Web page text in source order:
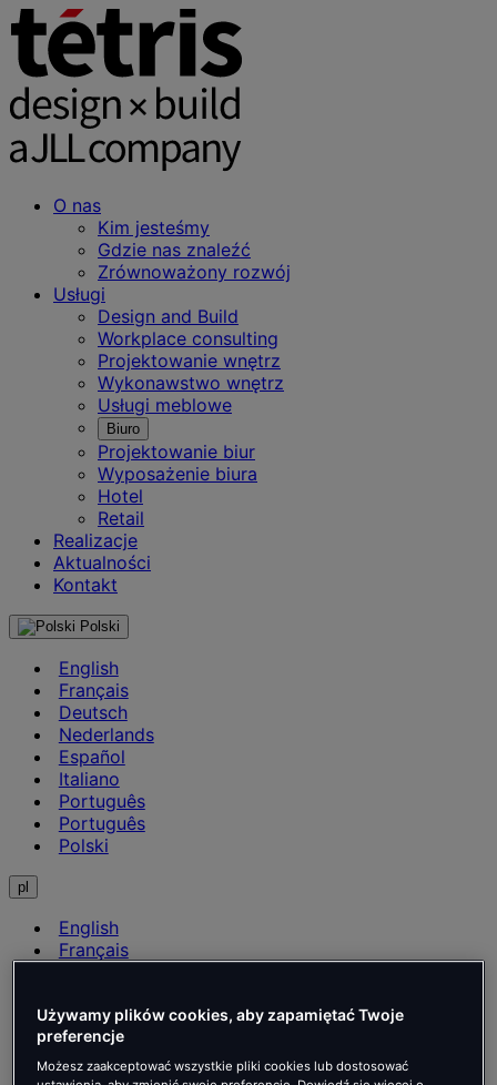
O nas
Kim jesteśmy
Gdzie nas znaleźć
Zrównoważony rozwój
Usługi
Design and Build
Workplace consulting
Projektowanie wnętrz
Wykonawstwo wnętrz
Usługi meblowe
Biuro
Projektowanie biur
Wyposażenie biura
Hotel
Retail
Realizacje
Aktualności
Kontakt
Polski
English
Français
Deutsch
Nederlands
Español
Italiano
Português
Português
Polski
pl
English
Français
Español
Italiano
Português
Używamy plików cookies, aby zapamiętać Twoje
preferencje
Możesz zaakceptować wszystkie pliki cookies lub dostosować